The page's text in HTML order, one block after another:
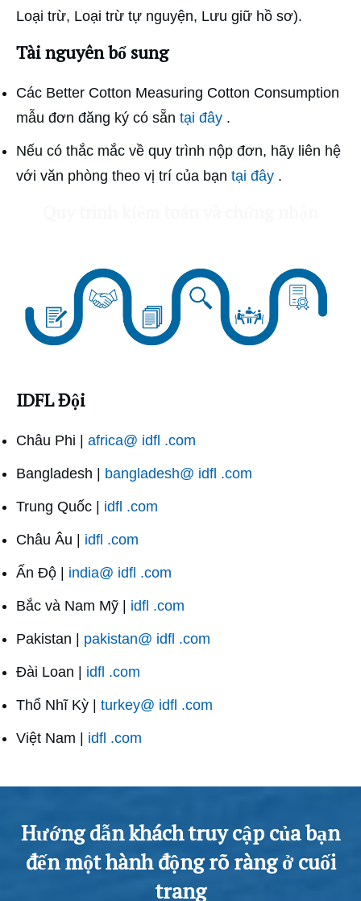
Loại trừ, Loại trừ tự nguyện, Lưu giữ hồ sơ).
Tài nguyên bổ sung
Các Better Cotton Measuring Cotton Consumption
mẫu đơn đăng ký có sẵn tại đây .
Nếu có thắc mắc về quy trình nộp đơn, hãy liên hệ
với văn phòng theo vị trí của bạn tại đây .
IDFL Đội
Châu Phi | africa@ idfl .com
Bangladesh | bangladesh@ idfl .com
Trung Quốc | idfl .com
Châu Âu | idfl .com
Ấn Độ | india@ idfl .com
Bắc và Nam Mỹ | idfl .com
Pakistan | pakistan@ idfl .com
Đài Loan | idfl .com
Thổ Nhĩ Kỳ | turkey@ idfl .com
Việt Nam | idfl .com
Hướng dẫn khách truy cập của bạn
đến một hành động rõ ràng ở cuối
trang